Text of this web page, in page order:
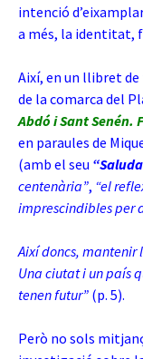
intenció
a més, la identitat,
Així, en un llibret
de la comarca del
Abdó i Sant Senén.
en paraules de
(amb el seu
centenària”, “el
imprescindibles per
Així doncs, mantenir
Una ciutat i un país
tenen futur” (p. 5).
Però no sols